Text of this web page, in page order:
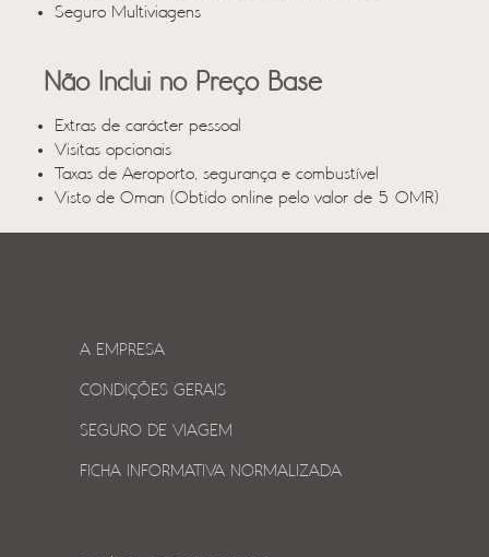
Seguro Multiviagens
Não Inclui no Preço Base
Extras de carácter pessoal
Visitas opcionais
Taxas de Aeroporto, segurança e combustível
Visto de Oman (Obtido online pelo valor de 5 OMR)
A EMPRESA
CONDIÇÕES GERAIS
SEGURO DE VIAGEM
FICHA INFORMATIVA NORMALIZADA